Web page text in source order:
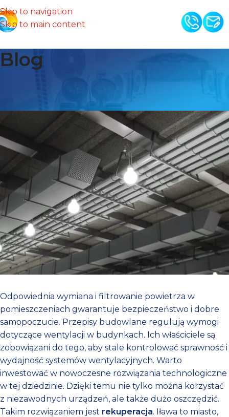
Skip to navigation
Skip to main content
Blog
Rekuperacja Iława – montaż
instalacja
Odpowiednia wymiana i filtrowanie powietrza w
pomieszczeniach gwarantuje bezpieczeństwo i dobre
samopoczucie. Przepisy budowlane regulują wymogi
dotyczące wentylacji w budynkach. Ich właściciele są
zobowiązani do tego, aby stale kontrolować sprawność i
wydajność systemów wentylacyjnych. Warto
inwestować w nowoczesne rozwiązania technologiczne
w tej dziedzinie. Dzięki temu nie tylko można korzystać
z niezawodnych urządzeń, ale także dużo oszczędzić.
Takim rozwiązaniem jest rekuperacja. Iława to miasto,